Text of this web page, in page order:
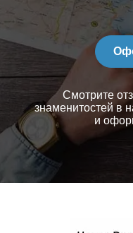
Смотрите
знаменитостей в
и